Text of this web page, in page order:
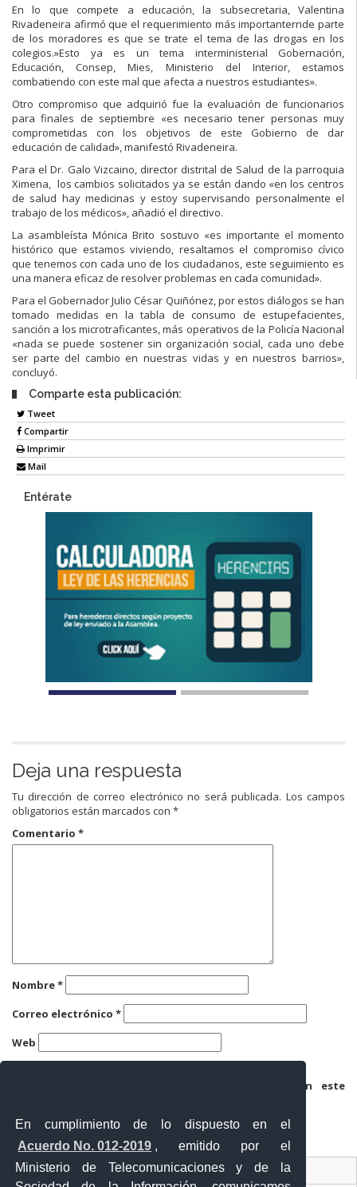
En cumplimiento de lo dispuesto en el
Acuerdo No. 012-2019 , emitido por el
Ministerio de Telecomunicaciones y de la
En lo que compete a educación, la subsecretaria, Valentina
Rivadeneira afirmó que el requerimiento más importanternde parte
de los moradores es que se trate el tema de las drogas en los
colegios.»Esto ya es un tema interministerial Gobernación,
Educación, Consep, Mies, Ministerio del Interior, estamos
combatiendo con este mal que afecta a nuestros estudiantes».
Otro compromiso que adquirió fue la evaluación de funcionarios
para finales de septiembre «es necesario tener personas muy
comprometidas con los objetivos de este Gobierno de dar
educación de calidad», manifestó Rivadeneira.
Para el Dr. Galo Vizcaino, director distrital de Salud de la parroquia
Ximena, los cambios solicitados ya se están dando «en los centros
de salud hay medicinas y estoy supervisando personalmente el
trabajo de los médicos», añadió el directivo.
La asambleísta Mónica Brito sostuvo «es importante el momento
histórico que estamos viviendo, resaltamos el compromiso cívico
que tenemos con cada uno de los ciudadanos, este seguimiento es
una manera eficaz de resolver problemas en cada comunidad».
Para el Gobernador Julio César Quiñónez, por estos diálogos se han
tomado medidas en la tabla de consumo de estupefacientes,
sanción a los microtraficantes, más operativos de la Policía Nacional
«nada se puede sostener sin organización social, cada uno debe
ser parte del cambio en nuestras vidas y en nuestros barrios»,
concluyó.
Comparte esta publicación:
Tweet
Compartir
Imprimir
Mail
Entérate
Deja una respuesta
Tu dirección de correo electrónico no será publicada. Los campos
obligatorios están marcados con *
Comentario *
Nombre*
Correo electrónico *
Web
Guarda mi nombre, correo electrónico y web en este
Ventanilla Única Virtual